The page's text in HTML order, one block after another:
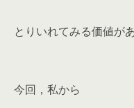
とりいれてみる価値が
今回，私から